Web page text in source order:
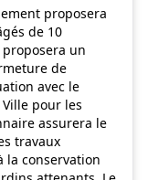
proposera
de 10
proposera un
de
avec le
pour les
assurera le
travaux
la conservation